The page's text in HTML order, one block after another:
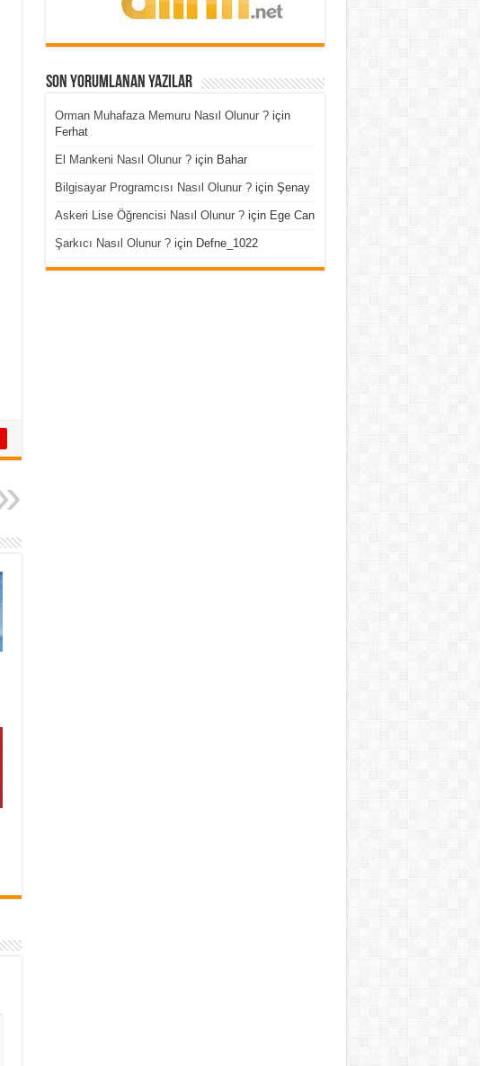
Son Yorumlanan Yazılar
Orman Muhafaza Memuru Nasıl Olunur ?için
Ferhat
El Mankeni Nasıl Olunur ?için Bahar
Bilgisayar Programcısı Nasıl Olunur ?için Şenay
Askeri Lise Öğrencisi Nasıl Olunur ?için Ege Can
Şarkıcı Nasıl Olunur ?için Defne_1022